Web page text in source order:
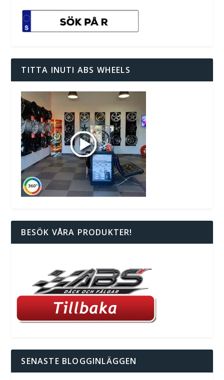
TITTA INUTI ABS WHEELS
BESÖK VÅRA PRODUKTER!
SENASTE BLOGGINLÄGGEN